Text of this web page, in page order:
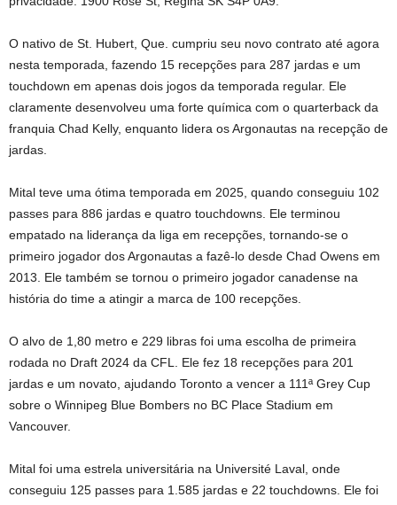
O nativo de St. Hubert, Que. cumpriu seu novo contrato até agora
nesta temporada, fazendo 15 recepções para 287 jardas e um
touchdown em apenas dois jogos da temporada regular. Ele
claramente desenvolveu uma forte química com o quarterback da
franquia Chad Kelly, enquanto lidera os Argonautas na recepção de
jardas.
Mital teve uma ótima temporada em 2025, quando conseguiu 102
passes para 886 jardas e quatro touchdowns. Ele terminou
empatado na liderança da liga em recepções, tornando-se o
primeiro jogador dos Argonautas a fazê-lo desde Chad Owens em
2013. Ele também se tornou o primeiro jogador canadense na
história do time a atingir a marca de 100 recepções.
O alvo de 1,80 metro e 229 libras foi uma escolha de primeira
rodada no Draft 2024 da CFL. Ele fez 18 recepções para 201
jardas e um novato, ajudando Toronto a vencer a 111ª Grey Cup
sobre o Winnipeg Blue Bombers no BC Place Stadium em
Vancouver.
Mital foi uma estrela universitária na Université Laval, onde
conseguiu 125 passes para 1.585 jardas e 22 touchdowns. Ele foi